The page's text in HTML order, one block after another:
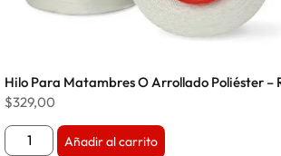
Hilo Para Matambres O Arrollado Poliéster –
$329,00
Añadir al carrito